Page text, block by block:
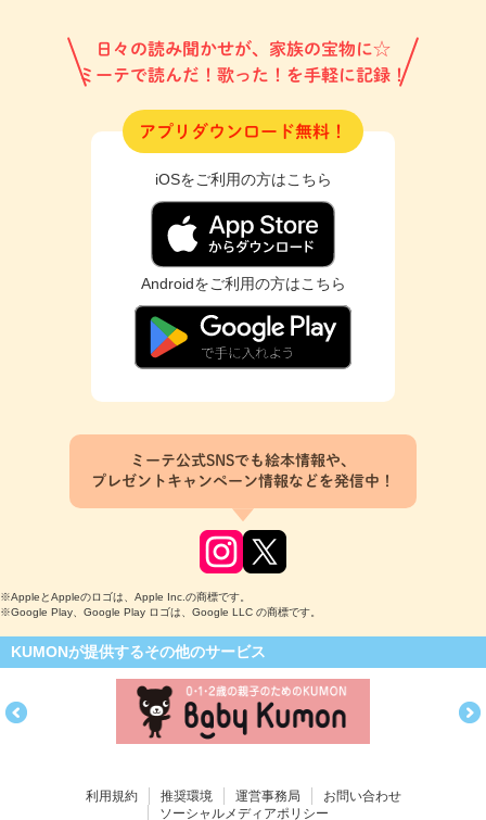
日々の読み聞かせが、家族の宝物に☆
ミーテで読んだ！歌った！を手軽に記録！
アプリダウンロード無料！
iOSをご利用の方はこちら
Androidをご利用の方はこちら
ミーテ公式SNSでも絵本情報や、
プレゼントキャンペーン情報などを発信中！
※AppleとAppleのロゴは、Apple Inc.の商標です。
※Google Play、Google Play ロゴは、Google LLC の商標です。
KUMONが提供するその他のサービス
利用規約 推奨環境 運営事務局
お問い合わせ
ソーシャルメディアポリシー